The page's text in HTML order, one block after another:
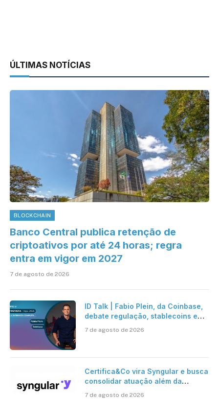
ÚLTIMAS NOTÍCIAS
BLOCKCHAIN
Banco Central publica retenção de
criptoativos por até 24 horas; regra
entra em vigor em 2027
7 de agosto de 2026
ID Talk | Fabio Plein, da Coinbase,
debate regulação, stablecoins e
risco onchain
7 de agosto de 2026
Certifica&Co vira Syngular e busca
consolidar atuação além da
certificação digital
7 de agosto de 2026